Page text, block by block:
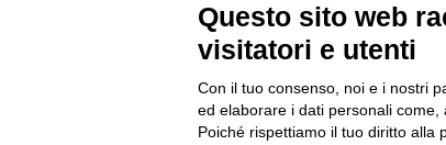
14048 Montegrosso d'Asti (AT)
Cod Fisc. e PIVA 00094860053
Iscrizione Registro delle
Questo sito web
visitatori e utenti
Con il tuo consenso, noi e i nostri
ed elaborare i dati personali come,
Poiché rispettiamo il tuo diritto alla